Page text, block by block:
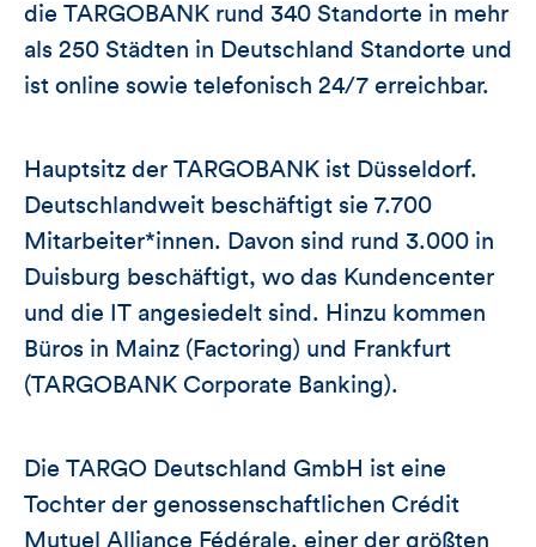
die TARGOBANK rund 340 Standorte in mehr
als 250 Städten in Deutschland Standorte und
ist online sowie telefonisch 24/7 erreichbar.
Hauptsitz der TARGOBANK ist Düsseldorf.
Deutschlandweit beschäftigt sie 7.700
Mitarbeiter*innen. Davon sind rund 3.000 in
Duisburg beschäftigt, wo das Kundencenter
und die IT angesiedelt sind. Hinzu kommen
Büros in Mainz (Factoring) und Frankfurt
(TARGOBANK Corporate Banking).
Die TARGO Deutschland GmbH ist eine
Tochter der genossenschaftlichen Crédit
Mutuel Alliance Fédérale, einer der größten